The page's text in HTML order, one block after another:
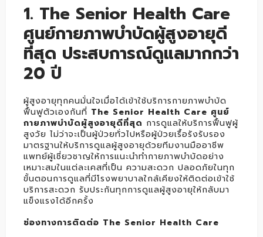
1. The Senior Health Care
ศูนย์กายภาพบำบัดผู้สูงอายุดี
ที่สุด ประสบการณ์ดูแลมากกว่า
20 ปี
ผู้สูงอายุทุกคนมั่นใจเมื่อได้เข้าใช้บริการกายภาพบำบัด
ฟื้นฟูตัวเองกันที่ The Senior Health Care ศูนย์
กายภาพบำบัดผู้สูงอายุดีที่สุด การดูแลให้บริการฟื้นฟูผู้
สูงวัย ไม่ว่าจะเป็นผู้ป่วยทั่วไปหรือผู้ป่วยเรื้อรังรับรอง
มาตรฐานให้บริการดูแลผู้สูงอายุด้วยทีมงานมืออาชีพ
แพทย์ผู้เชี่ยวชาญให้การแนะนำทำกายภาพบำบัดอย่าง
เหมาะสมในแต่ละเคสที่เป็น ความสะดวก ปลอดภัยในทุก
ขั้นตอนการดูแลที่มีโรงพยาบาลใกล้เคียงให้ติดต่อเข้าใช้
บริการสะดวก รับประกันทุกการดูแลผู้สูงอายุให้กลับมา
แข็งแรงได้อีกครั้ง
ช่องทางการติดต่อ The Senior Health Care